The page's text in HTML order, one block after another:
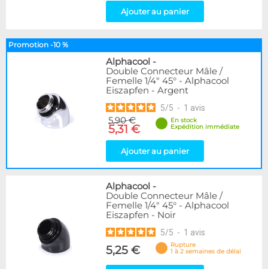
Ajouter au panier
Promotion -10 %
Alphacool -
Double Connecteur Mâle /
Femelle 1/4" 45° - Alphacool
Eiszapfen - Argent
5/5 - 1 avis
5,90 €
5,31 €
En stock
Expédition immédiate
Ajouter au panier
Alphacool -
Double Connecteur Mâle /
Femelle 1/4" 45° - Alphacool
Eiszapfen - Noir
5/5 - 1 avis
5,25 €
Rupture
1 à 2 semaines de délai